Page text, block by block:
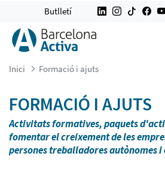
FORMACIÓ I AJUTS
Butlletí
Inici Formació i ajuts
FORMACIÓ I AJUTS
Activitats formatives, paquets
fomentar el creixement de les
persones treballadores autònomes i